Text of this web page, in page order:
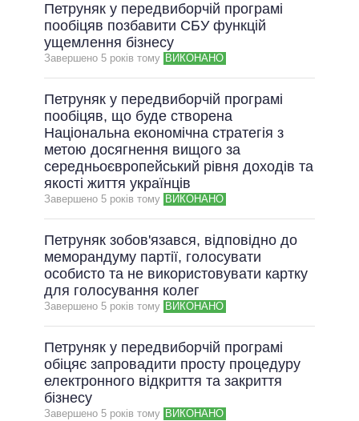
Петруняк у передвиборчій програмі
пообіцяв позбавити СБУ функцій
ущемлення бізнесу
Завершено 5 рокiв тому ВИКОНАНО
Петруняк у передвиборчій програмі
пообіцяв, що буде створена
Національна економічна стратегія з
метою досягнення вищого за
середньоєвропейський рівня доходів та
якості життя українців
Завершено 5 рокiв тому ВИКОНАНО
Петруняк зобов'язався, відповідно до
меморандуму партії, голосувати
особисто та не використовувати картку
для голосування колег
Завершено 5 рокiв тому ВИКОНАНО
Петруняк у передвиборчій програмі
обіцяє запровадити просту процедуру
електронного відкриття та закриття
бізнесу
Завершено 5 рокiв тому ВИКОНАНО